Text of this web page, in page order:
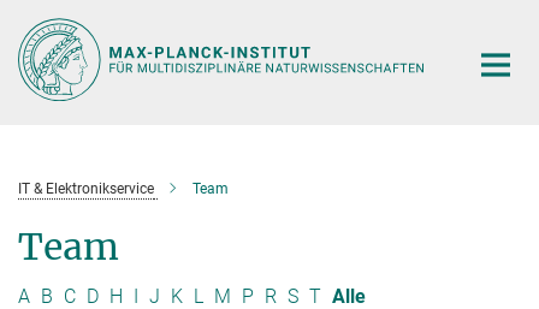
Hauptinhalt
IT & Elektronikservice Team
Team
A B C D H I J K L M P R S T Alle